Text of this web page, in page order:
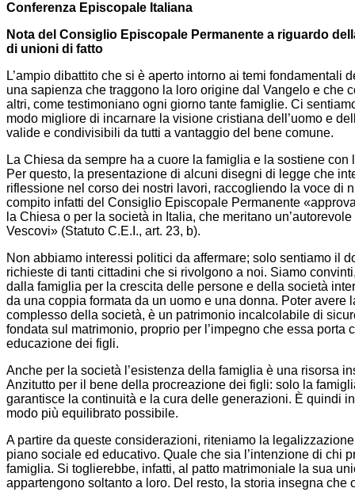
Conferenza Episcopale Italiana
Nota del Consiglio Episcopale Permanente a riguardo
di unioni di fatto
L’ampio dibattito che si è aperto intorno ai temi
una sapienza che traggono la loro origine dal Vangelo e che
altri, come testimoniano ogni giorno tante famiglie. Ci
modo migliore di incarnare la visione cristiana dell’uomo e
valide e condivisibili da tutti a vantaggio del bene comune.
La Chiesa da sempre ha a cuore la famiglia e la sostiene
Per questo, la presentazione di alcuni disegni di legge che
riflessione nel corso dei nostri lavori, raccogliendo la voce di
compito infatti del Consiglio Episcopale Permanente
la Chiesa o per la società in Italia, che meritano
Vescovi» (Statuto C.E.I., art. 23, b).
Non abbiamo interessi politici da affermare; solo sentiamo il
richieste di tanti cittadini che si rivolgono a noi. Siamo
dalla famiglia per la crescita delle persone e della società
da una coppia formata da un uomo e una donna. Poter
complesso della società, è un patrimonio incalcolabile di
fondata sul matrimonio, proprio per l’impegno che essa
educazione dei figli.
Anche per la società l’esistenza della famiglia è una risorsa
Anzitutto per il bene della procreazione dei figli: solo la
garantisce la continuità e la cura delle generazioni. È quindi
modo più equilibrato possibile.
A partire da queste considerazioni, riteniamo la
piano sociale ed educativo. Quale che sia l’intenzione di chi
famiglia. Si toglierebbe, infatti, al patto matrimoniale la sua
appartengono soltanto a loro. Del resto, la storia insegna che